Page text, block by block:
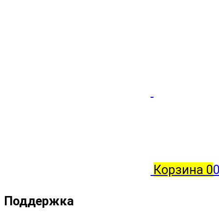
Корзина 0
Поддержка